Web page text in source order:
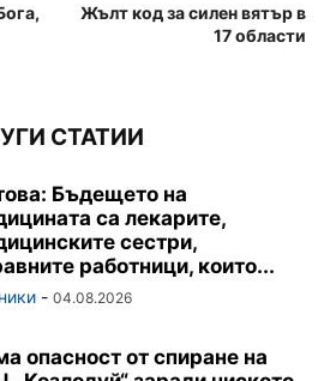
Жълт код за силен вятър в
17 области
СТАТИИ
Бъдещето на
са лекарите,
сестри,
работници, които...
- 04.08.2026
опасност от спиране на